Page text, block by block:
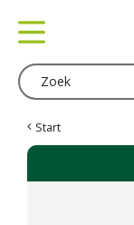
Start